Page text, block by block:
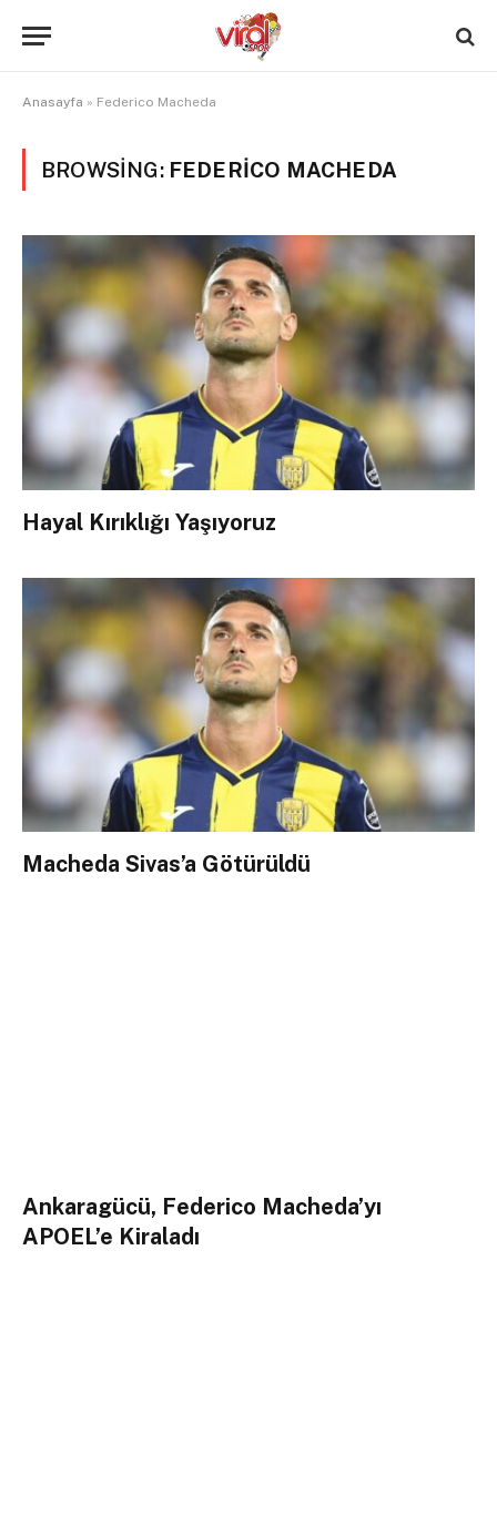
Anasayfa » Federico Macheda
BROWSING: FEDERICO MACHEDA
Hayal Kırıklığı Yaşıyoruz
Macheda Sivas’a Götürüldü
Ankaragücü, Federico Macheda’yı
APOEL’e Kiraladı